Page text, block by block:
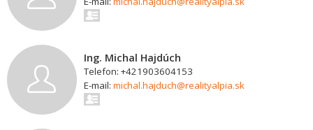
Ing. Michal Hajdúch
Telefon: +421903604153
E-mail: michal.hajduch@realityalpia.sk